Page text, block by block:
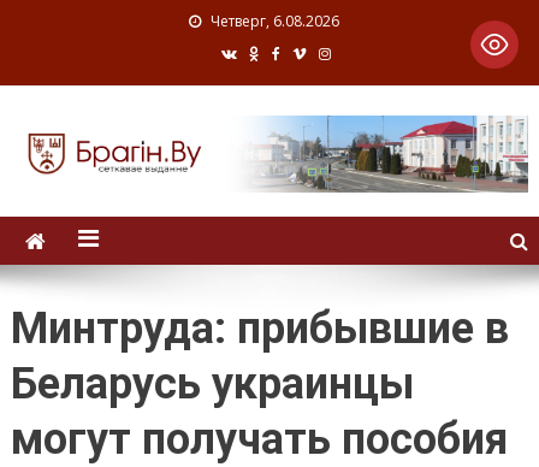
Четверг, 6.08.2026
Минтруда: прибывшие в
Беларусь украинцы
могут получать пособия